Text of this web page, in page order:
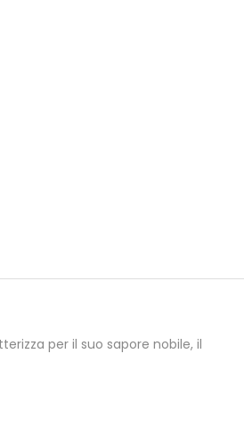
per il suo sapore nobile, il